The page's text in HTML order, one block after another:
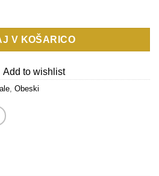
- obesek količina
V KOŠARICO
Add to wishlist
, Obeski